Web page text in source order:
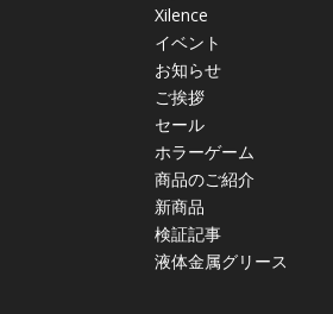
Xilence
イベント
お知らせ
ご挨拶
セール
ホラーゲーム
商品のご紹介
新商品
検証記事
液体金属グリース